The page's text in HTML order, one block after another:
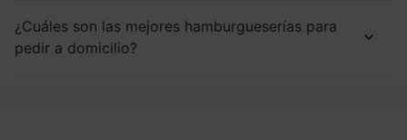
¿Cuáles son las mejores hamburgueserías para
pedir a domicilio?